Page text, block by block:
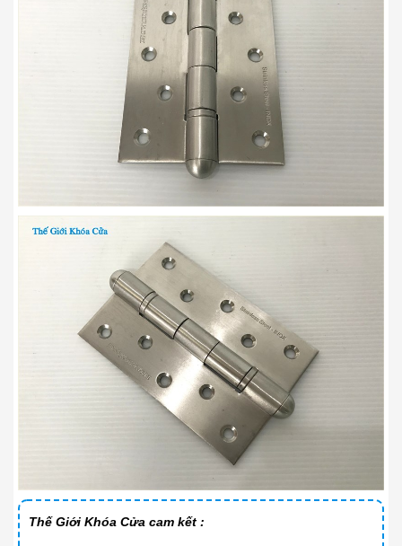
Thế Giới Khóa Cửa cam kết :